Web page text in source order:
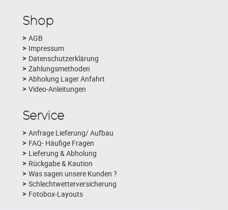
Shop
AGB
Impressum
Datenschutzerklärung
Zahlungsmethoden
Abholung Lager Anfahrt
Video-Anleitungen
Service
Anfrage Lieferung/ Aufbau
FAQ- Häufige Fragen
Lieferung & Abholung
Rückgabe & Kaution
Was sagen unsere Kunden ?
Schlechtwetterversicherung
Fotobox-Layouts